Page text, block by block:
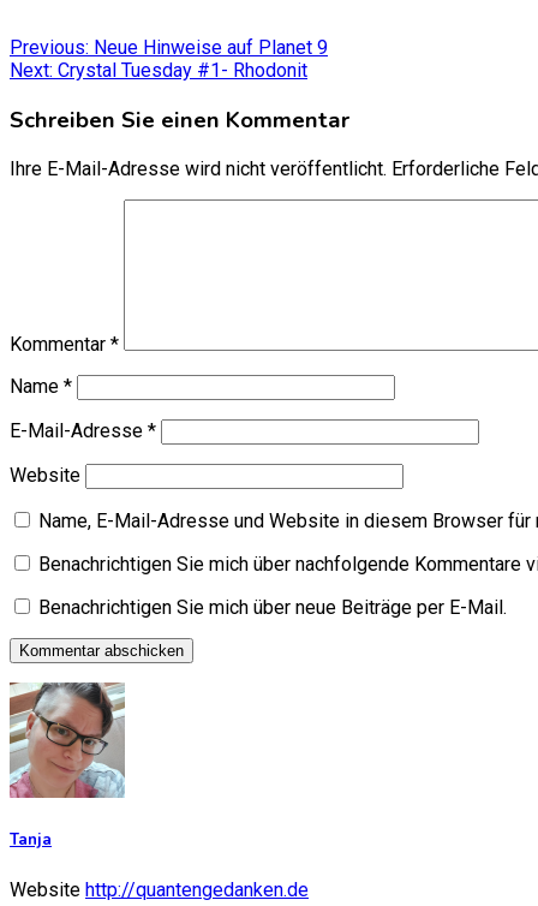
Beitragsnavigation
Previous: Neue Hinweise auf Planet 9
Next: Crystal Tuesday #1- Rhodonit
Schreiben Sie einen Kommentar
Ihre E-Mail-Adresse wird nicht veröffentlicht. Erforderliche
Kommentar *
Name *
E-Mail-Adresse *
Website
Name, E-Mail-Adresse und Website in diesem Browser
Benachrichtigen Sie mich über nachfolgende Kommentare
Benachrichtigen Sie mich über neue Beiträge per E-Mail.
Tanja
Website http://quantengedanken.de